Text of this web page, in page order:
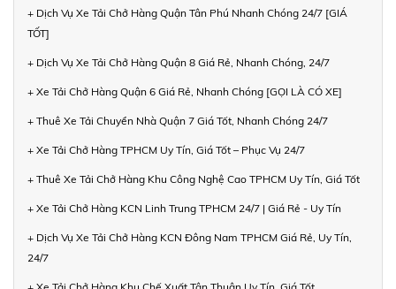
+ Dịch Vụ Xe Tải Chở Hàng Quận Tân Phú Nhanh Chóng 24/7 [GIÁ
TỐT]
+ Dịch Vụ Xe Tải Chở Hàng Quận 8 Giá Rẻ, Nhanh Chóng, 24/7
+ Xe Tải Chở Hàng Quận 6 Giá Rẻ, Nhanh Chóng [GỌI LÀ CÓ XE]
+ Thuê Xe Tải Chuyển Nhà Quận 7 Giá Tốt, Nhanh Chóng 24/7
+ Xe Tải Chở Hàng TPHCM Uy Tín, Giá Tốt – Phục Vụ 24/7
+ Thuê Xe Tải Chở Hàng Khu Công Nghệ Cao TPHCM Uy Tín, Giá Tốt
+ Xe Tải Chở Hàng KCN Linh Trung TPHCM 24/7 | Giá Rẻ - Uy Tín
+ Dịch Vụ Xe Tải Chở Hàng KCN Đông Nam TPHCM Giá Rẻ, Uy Tín,
24/7